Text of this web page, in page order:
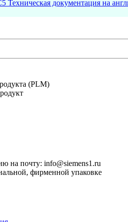
Техническая документация на
(PLM)
на почту: info@siemens1.ru
фирменной упаковке